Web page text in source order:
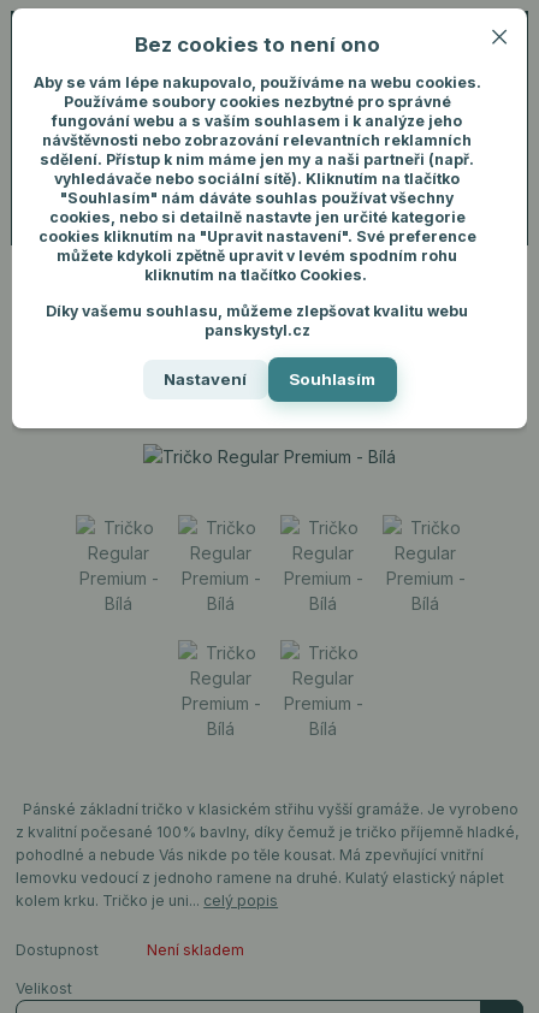
Menu
+420 731 292 460
Přihlášení
Hledat
ks
Úvod Pánské oblečení Trička Tričko Regular Premium - Bílá
Tričko Regular Premium - Bílá
Pánské základní tričko v klasickém střihu vyšší gramáže. Je vyrobeno
z kvalitní počesané 100% bavlny, díky čemuž je tričko příjemně hladké,
pohodlné a nebude Vás nikde po těle kousat. Má zpevňující vnitřní
lemovku vedoucí z jednoho ramene na druhé. Kulatý elastický náplet
kolem krku. Tričko je uni... celý popis
Dostupnost Není skladem
Velikost
Bez cookies to není ono
Aby se vám lépe nakupovalo, používáme na webu cookies.
Používáme soubory cookies nezbytné pro správné
fungování webu a s vaším souhlasem i k analýze jeho
návštěvnosti nebo zobrazování relevantních reklamních
sdělení. Přístup k nim máme jen my a naši partneři (např.
vyhledávače nebo sociální sítě). Kliknutím na tlačítko
"Souhlasím" nám dáváte souhlas používat všechny
cookies, nebo si detailně nastavte jen určité kategorie
cookies kliknutím na "Upravit nastavení". Své preference
můžete kdykoli zpětně upravit v levém spodním rohu
kliknutím na tlačítko Cookies.
Díky vašemu souhlasu, můžeme zlepšovat kvalitu webu
panskystyl.cz
Nastavení Souhlasím